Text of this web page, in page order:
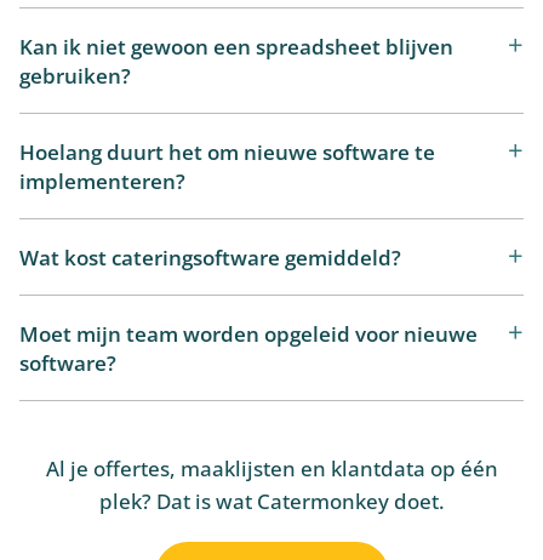
Kan ik niet gewoon een spreadsheet blijven
gebruiken?
Hoelang duurt het om nieuwe software te
implementeren?
Wat kost cateringsoftware gemiddeld?
Moet mijn team worden opgeleid voor nieuwe
software?
Al je offertes, maaklijsten en klantdata op één
plek? Dat is wat Catermonkey doet.